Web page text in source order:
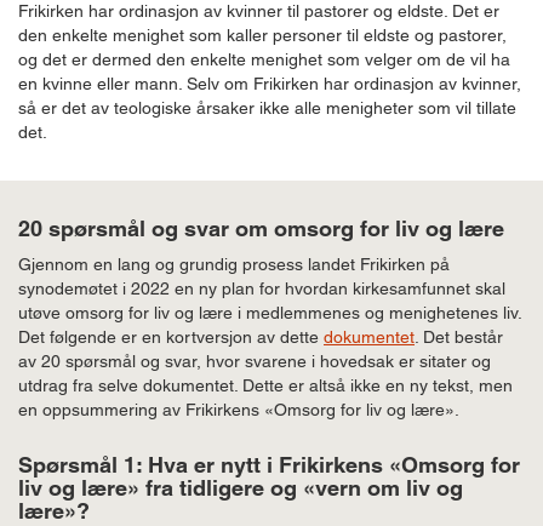
Frikirken har ordinasjon av kvinner til pastorer og eldste. Det er
den enkelte menighet som kaller personer til eldste og pastorer,
og det er dermed den enkelte menighet som velger om de vil ha
en kvinne eller mann. Selv om Frikirken har ordinasjon av kvinner,
så er det av teologiske årsaker ikke alle menigheter som vil tillate
det.
20 spørsmål og svar om omsorg for liv og lære
Gjennom en lang og grundig prosess landet Frikirken på
synodemøtet i 2022 en ny plan for hvordan kirkesamfunnet skal
utøve omsorg for liv og lære i medlemmenes og menighetenes liv.
Det følgende er en kortversjon av dette dokumentet . Det består
av 20 spørsmål og svar, hvor svarene i hovedsak er sitater og
utdrag fra selve dokumentet. Dette er altså ikke en ny tekst, men
en oppsummering av Frikirkens «Omsorg for liv og lære».
Spørsmål 1: Hva er nytt i Frikirkens «Omsorg for
liv og lære» fra tidligere og «vern om liv og
lære»?